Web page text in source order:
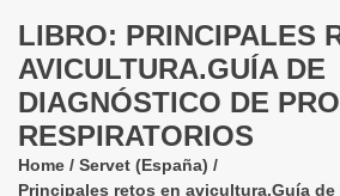
LIBRO: PRINCIPALES
AVICULTURA.GUÍA DE
DIAGNÓSTICO DE
RESPIRATORIOS
Home / Servet (España) /
Principales retos en avicultura.Guía